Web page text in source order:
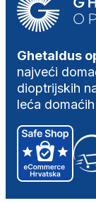
Ghetaldus
najveći
dioptrijskih
leća